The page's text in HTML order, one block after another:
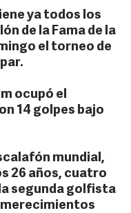
ya todos los
de la Fama de la
el torneo de
ocupó el
14 golpes bajo
mundial,
26 años, cuatro
la segunda golfista
merecimientos